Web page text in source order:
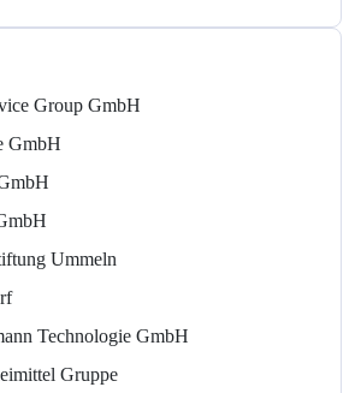
Group GmbH
GmbH
Ummeln
Technologie GmbH
Gruppe